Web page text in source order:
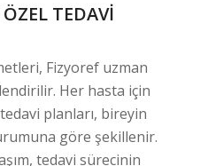
TEDAVI
Fizyoref uzman
Her hasta için
planları, bireyin
göre şekillenir.
tedavi sürecinin